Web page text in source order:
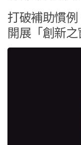
打破補助慣
開展「創新之